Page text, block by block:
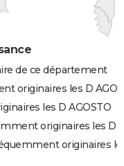
de ce département
originaires les D
les D AGOSTO
originaires les D
originaires